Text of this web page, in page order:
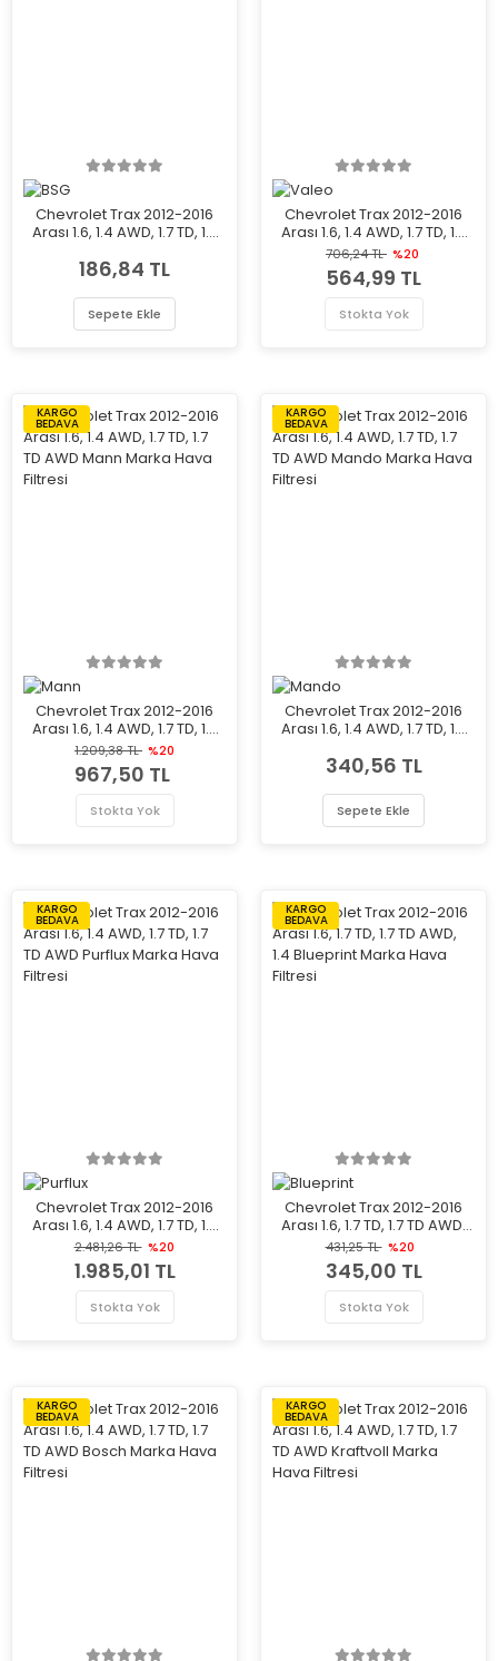
Chevrolet Trax 2012-2016
Arası 1.6, 1.4 AWD, 1.7 TD, 1.7
Filtresi
186,84 TL
Sepete Ekle
Chevrolet Trax 2012-2016
Arası 1.6, 1.4 AWD, 1.7 TD, 1.7
TD AWD Valeo Marka Hava
Filtresi
706,24 TL %20
564,99 TL
Stokta Yok
KARGO
BEDAVA
Chevrolet Trax 2012-2016
Arası 1.6, 1.4 AWD, 1.7 TD, 1.7
TD AWD Mann Marka Hava
Filtresi
1.209,38 TL %20
967,50 TL
Stokta Yok
KARGO
BEDAVA
Chevrolet Trax 2012-2016
Arası 1.6, 1.4 AWD, 1.7 TD, 1.7
Filtresi
340,56 TL
Sepete Ekle
KARGO
BEDAVA
Chevrolet Trax 2012-2016
Arası 1.6, 1.4 AWD, 1.7 TD, 1.7
TD AWD Purflux Marka Hava
Filtresi
2.481,26 TL %20
1.985,01 TL
Stokta Yok
KARGO
BEDAVA
Chevrolet Trax 2012-2016
Arası 1.6, 1.7 TD, 1.7 TD AWD,
1.4 Blueprint Marka Hava
Filtresi
431,25 TL %20
345,00 TL
Stokta Yok
KARGO
BEDAVA
KARGO
BEDAVA